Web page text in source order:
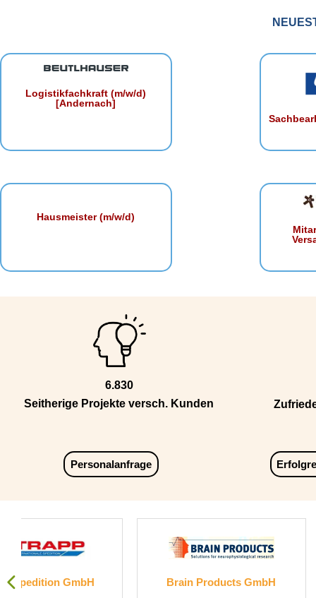
Logistikfachkraft (m/w/d)
[Andernach]
Hausmeister (m/w/d)
6.830
Seitherige Projekte versch. Kunden
Personalanfrage
Brain Products GmbH
Engelbert Strauss